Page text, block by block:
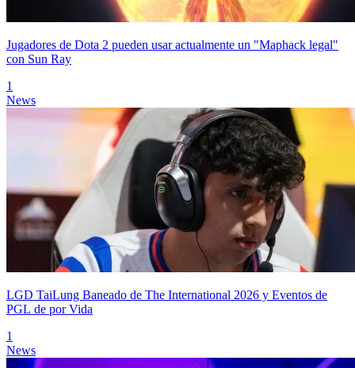
Jugadores de Dota 2 pueden usar actualmente un "Maphack legal"
con Sun Ray
1
News
LGD TaiLung Baneado de The International 2026 y Eventos de
PGL de por Vida
1
News